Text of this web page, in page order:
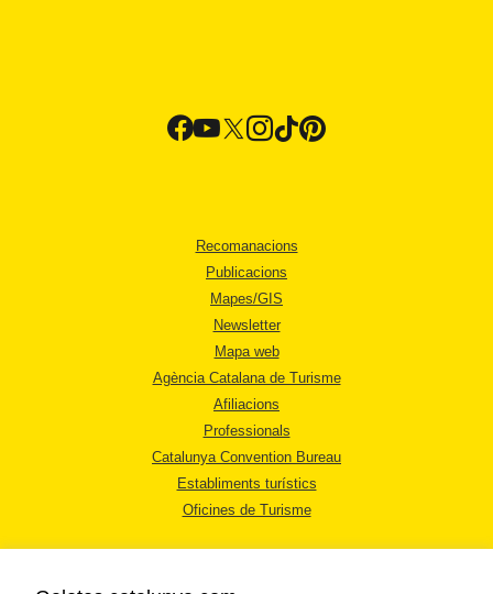
Recomanacions
Publicacions
Mapes/GIS
Newsletter
Mapa web
Agència Catalana de Turisme
Afiliacions
Professionals
Catalunya Convention Bureau
Establiments turístics
Oficines de Turisme